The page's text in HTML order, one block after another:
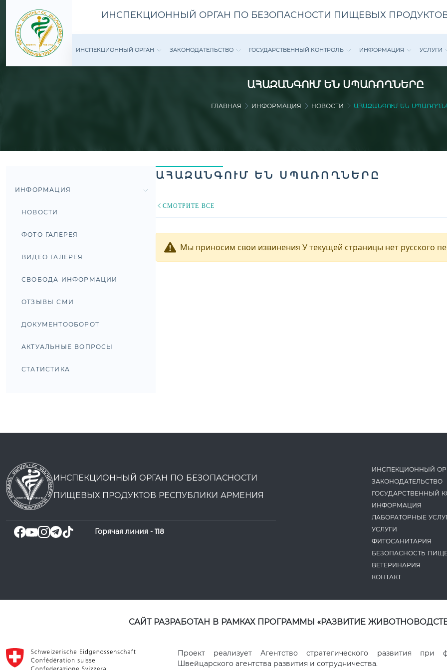
ИНСПЕКЦИОННЫЙ ОРГАН ПО БЕЗОПАСНОСТИ ПИЩЕВЫХ
ИНСПЕКЦИОННЫЙ ОРГАН ЗАКОНОДАТЕ­ЛЬСТВО ГОСУДАРСТВЕННЫЙ КОНТРОЛЬ ИНФОРМАЦИЯ УСЛУГИ
ԱՀԱԶԱՆԳՈՒՄ ԵՆ ՍՊԱՌՈՂՆԵՐԸ
ГЛАВНАЯ ИНФОРМАЦИЯ НОВОСТИ ԱՀԱԶԱՆԳՈՒՄ ԵՆ
ИНФОРМАЦИЯ
НОВОСТИ
ФОТО ГАЛЕРЕЯ
ВИДЕО ГАЛЕРЕЯ
СВОБОДА ИНФОРМАЦИИ
ОТЗЫВЫ СМИ
ДОКУМЕНТООБОРОТ
АКТУАЛЬНЫЕ ВОПРОСЫ
СТАТИСТИКА
ԱՀԱԶԱՆԳՈՒՄ ԵՆ ՍՊԱՌՈՂՆԵՐԸ
СМОТРИТЕ ВСЕ
Мы приносим свои извинения У текущей страницы нет русского
ИНСПЕКЦИОННЫЙ ОРГАН ПО БЕЗОПАСНОСТИ
ПИЩЕВЫХ ПРОДУКТОВ РЕСПУБЛИКИ АРМЕНИЯ
Горячая линия - 118
ИНСПЕКЦИОННЫЙ
ЗАКОНОДАТЕ­ЛЬСТВО
ГОСУДАРСТВЕННЫЙ
ИНФОРМАЦИЯ
ЛАБОРАТОРНЫЕ
УСЛУГИ
ФИТОСАНИТАРИЯ
БЕЗОПАСНОСТЬ
ВЕТЕРИНАРИЯ
КОНТАКТ
САЙТ РАЗРАБОТАН В РАМКАХ ПРОГРАММЫ «РАЗВИТИЕ
Проект реализует Агентство стратегического развития при
Швейцарского агентства развития и сотрудничества.